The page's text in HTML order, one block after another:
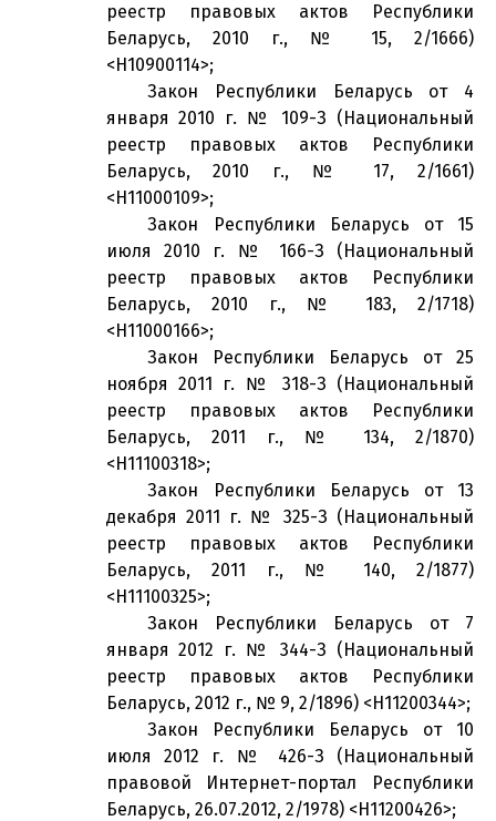
реестр правовых актов Республики
Беларусь, 2010 г., № 15, 2/1666)
<H10900114>;
Закон Республики Беларусь от 4
января 2010 г. № 109-З (Национальный
реестр правовых актов Республики
Беларусь, 2010 г., № 17, 2/1661)
<H11000109>;
Закон Республики Беларусь от 15
июля 2010 г. № 166-З (Национальный
реестр правовых актов Республики
Беларусь, 2010 г., № 183, 2/1718)
<H11000166>;
Закон Республики Беларусь от 25
ноября 2011 г. № 318-З (Национальный
реестр правовых актов Республики
Беларусь, 2011 г., № 134, 2/1870)
<H11100318>;
Закон Республики Беларусь от 13
декабря 2011 г. № 325-З (Национальный
реестр правовых актов Республики
Беларусь, 2011 г., № 140, 2/1877)
<H11100325>;
Закон Республики Беларусь от 7
января 2012 г. № 344-З (Национальный
реестр правовых актов Республики
Беларусь, 2012 г., № 9, 2/1896) <H11200344>;
Закон Республики Беларусь от 10
июля 2012 г. № 426-З (Национальный
правовой Интернет-портал Республики
Беларусь, 26.07.2012, 2/1978) <H11200426>;